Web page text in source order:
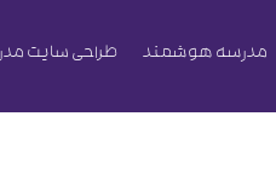
مدرسه هوشمند طراحی سایت